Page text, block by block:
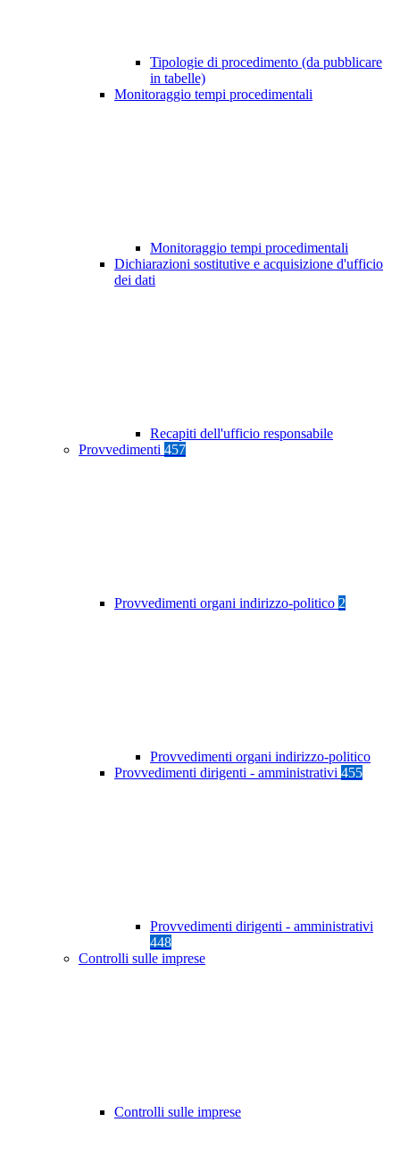
Tipologie di procedimento (da pubblicare
in tabelle)
Monitoraggio tempi procedimentali
Monitoraggio tempi procedimentali
Dichiarazioni sostitutive e acquisizione d'ufficio
dei dati
Recapiti dell'ufficio responsabile
Provvedimenti 457
Provvedimenti organi indirizzo-politico 2
Provvedimenti organi indirizzo-politico
Provvedimenti dirigenti - amministrativi 455
Provvedimenti dirigenti - amministrativi
448
Controlli sulle imprese
Controlli sulle imprese